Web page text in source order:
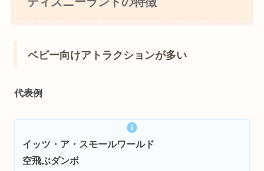
ベビー向けアトラクションが多い
代表例
イッツ・ア・スモールワールド
空飛ぶダンボ